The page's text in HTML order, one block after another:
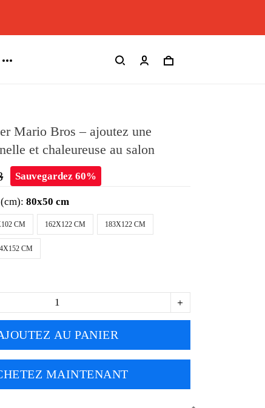
Mario Bros – ajoutez une
et chaleureuse au salon
Sauvegardez 60%
(cm):80x50 cm
CM 162X122 CM 183X122 CM
CM
AU PANIER
MAINTENANT